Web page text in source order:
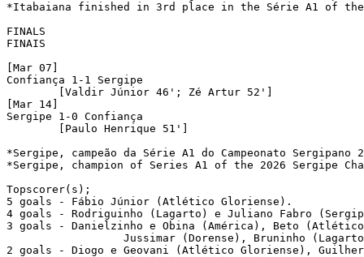
*Itabaiana finished in 3rd place in the Série A1 of the
FINALS
FINAIS
[Mar 07]
Confiança 1-1 Sergipe
[Mar 14]
Sergipe 1-0 Confiança
*Sergipe, campeão da Série A1 do Campeonato Sergipano
*Sergipe, champion of Series A1 of the 2026 Sergipe
Topscorer(s);
5 goals - Fábio Júnior (Atlético Gloriense).
4 goals - Rodriguinho (Lagarto) e Juliano Fabro
3 goals - Danielzinho e Obina (América), Beto
2 goals - Diogo e Geovani (Atlético Gloriense),